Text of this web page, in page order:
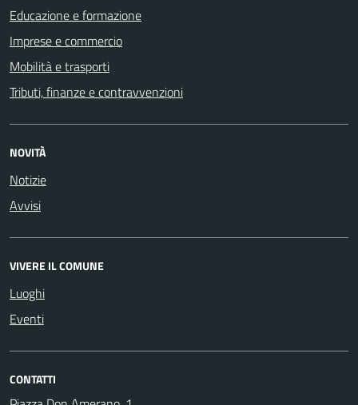
Educazione e formazione
Imprese e commercio
Mobilità e trasporti
Tributi, finanze e contravvenzioni
NOVITÀ
Notizie
Avvisi
VIVERE IL COMUNE
Luoghi
Eventi
CONTATTI